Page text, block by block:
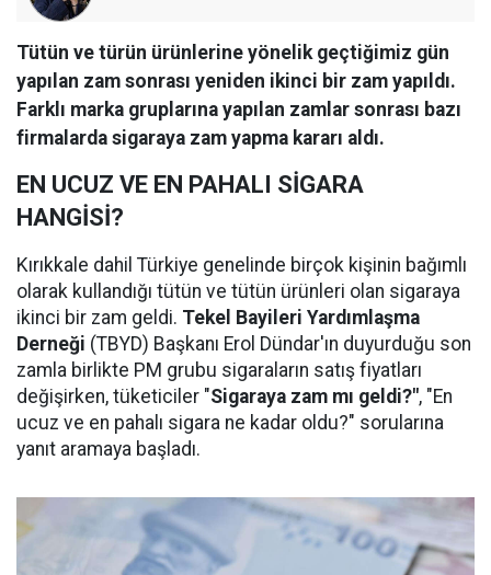
Tütün ve türün ürünlerine yönelik geçtiğimiz gün
yapılan zam sonrası yeniden ikinci bir zam yapıldı.
Farklı marka gruplarına yapılan zamlar sonrası bazı
firmalarda sigaraya zam yapma kararı aldı.
EN UCUZ VE EN PAHALI SİGARA
HANGİSİ?
Kırıkkale dahil Türkiye genelinde birçok kişinin bağımlı
olarak kullandığı tütün ve tütün ürünleri olan sigaraya
ikinci bir zam geldi. Tekel Bayileri Yardımlaşma
Derneği (TBYD) Başkanı Erol Dündar'ın duyurduğu son
zamla birlikte PM grubu sigaraların satış fiyatları
değişirken, tüketiciler "Sigaraya zam mı geldi?", "En
ucuz ve en pahalı sigara ne kadar oldu?" sorularına
yanıt aramaya başladı.